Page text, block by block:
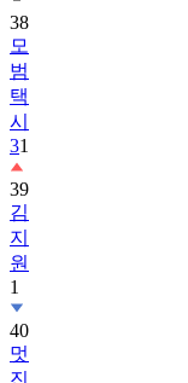
38
모
범
택
시
31
39
김
지
원
1
40
멋
진